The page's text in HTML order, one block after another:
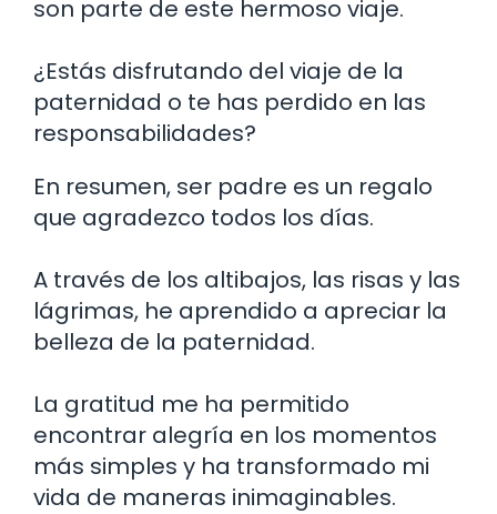
son parte de este hermoso viaje.
¿Estás disfrutando del viaje de la
paternidad o te has perdido en las
responsabilidades?
En resumen, ser padre es un regalo
que agradezco todos los días.
A través de los altibajos, las risas y las
lágrimas, he aprendido a apreciar la
belleza de la paternidad.
La gratitud me ha permitido
encontrar alegría en los momentos
más simples y ha transformado mi
vida de maneras inimaginables.